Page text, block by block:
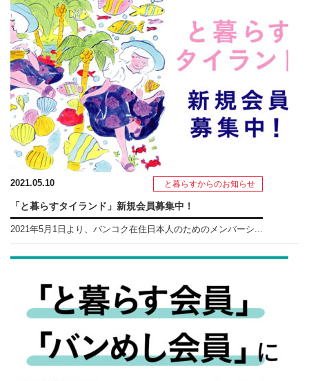
2021.05.10 と暮らすからのお知らせ
「と暮らすタイランド」新規会員募集中！
2021年5月1日より、バンコク在住日本人のためのメンバーシ...